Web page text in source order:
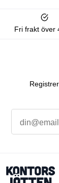
Fri frakt över